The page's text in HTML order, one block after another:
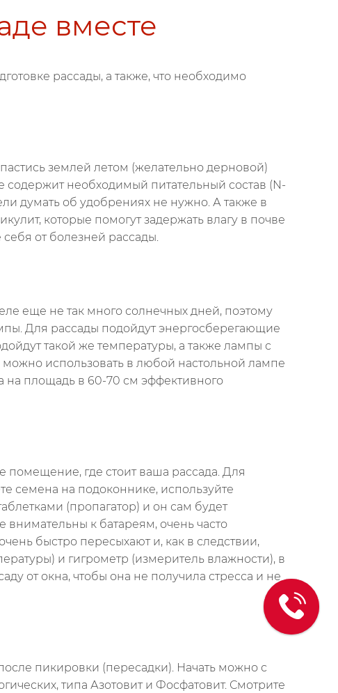
вместе
рассады, а также, что необходимо
землей летом (желательно дерновой)
необходимый питательный состав (N-
думать об удобрениях не нужно. А также в
которые помогут задержать влагу в почве
от болезней рассады.
еще не так много солнечных дней, поэтому
Для рассады подойдут энергосберегающие
такой же температуры, а также лампы с
использовать в любой настольной лампе
на площадь в 60-70 см эффективного
где стоит ваша рассада. Для
семена на подоконнике, используйте
(пропагатор) и он сам будет
внимательны к батареям, очень часто
быстро пересыхают и, как в следствии,
и гигрометр (измеритель влажности), в
от окна, чтобы она не получила стресса и не
пикировки (пересадки). Начать можно с
типа Азотовит и Фосфатовит. Смотрите